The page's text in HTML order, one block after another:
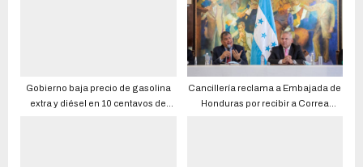
Gobierno baja precio de gasolina
extra y diésel en 10 centavos de
Cancillería reclama a Embajada de
Honduras por recibir a Correa